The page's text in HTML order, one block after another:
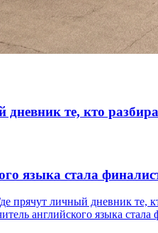
те, кто
языка стала
прячут личный дневник те,
английского языка